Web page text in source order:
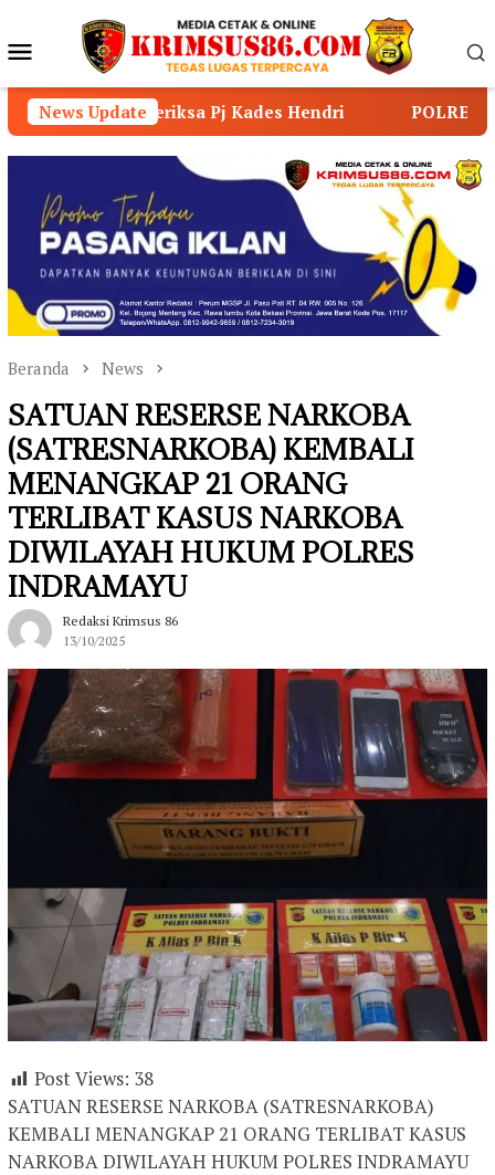
konten Menu
Mobile
News Update
Kades Hendri POLRES LOMBOK TIMUR RAIH
Beranda News
SATUAN RESERSE NARKOBA
(SATRESNARKOBA) KEMBALI
MENANGKAP 21 ORANG
TERLIBAT KASUS NARKOBA
DIWILAYAH HUKUM POLRES
INDRAMAYU
Redaksi Krimsus 86
13/10/2025
Post Views: 38
SATUAN RESERSE NARKOBA (SATRESNARKOBA)
KEMBALI MENANGKAP 21 ORANG TERLIBAT KASUS
NARKOBA DIWILAYAH HUKUM POLRES INDRAMAYU